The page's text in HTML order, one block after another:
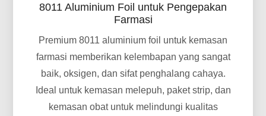
8011 Aluminium Foil untuk Pengepakan
Farmasi
Premium 8011 aluminium foil untuk kemasan
farmasi memberikan kelembapan yang sangat
baik, oksigen, dan sifat penghalang cahaya.
Ideal untuk kemasan melepuh, paket strip, dan
kemasan obat untuk melindungi kualitas